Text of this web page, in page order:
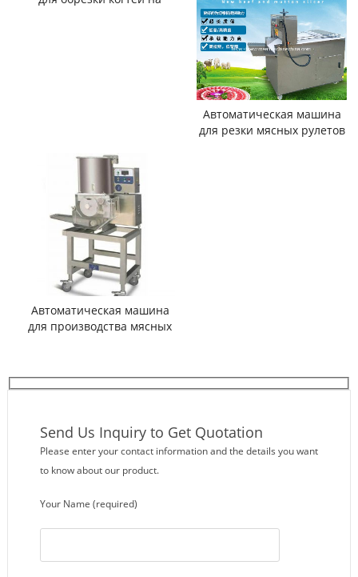
Автоматическая машина
для резки мясных рулетов
Автоматическая машина
для производства мясных
Send Us Inquiry to Get Quotation
Please enter your contact information and the details you want
to know about our product.
Your Name (required)